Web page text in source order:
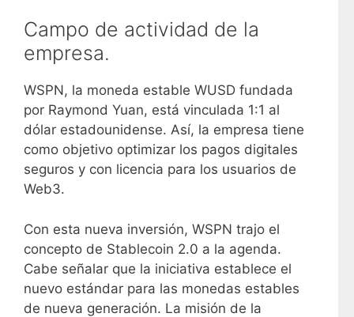
Campo de actividad de la
empresa.
WSPN, la moneda estable WUSD fundada
por Raymond Yuan, está vinculada 1:1 al
dólar estadounidense. Así, la empresa tiene
como objetivo optimizar los pagos digitales
seguros y con licencia para los usuarios de
Web3.
Con esta nueva inversión, WSPN trajo el
concepto de Stablecoin 2.0 a la agenda.
Cabe señalar que la iniciativa establece el
nuevo estándar para las monedas estables
de nueva generación. La misión de la